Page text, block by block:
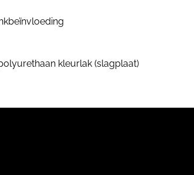
kleurlak (slagplaat)